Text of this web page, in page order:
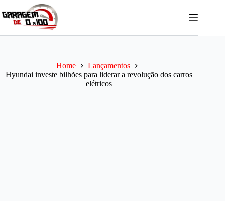
para
Home
Lançamentos
Hyundai investe bilhões para liderar a revolução dos carros
elétricos